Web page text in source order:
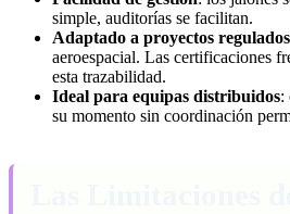
simple, auditorías se facilitan.
Adaptado a proyectos regulados
aeroespacial. Las certificaciones
esta trazabilidad.
Ideal para equipas distribuidos:
su momento sin coordinación